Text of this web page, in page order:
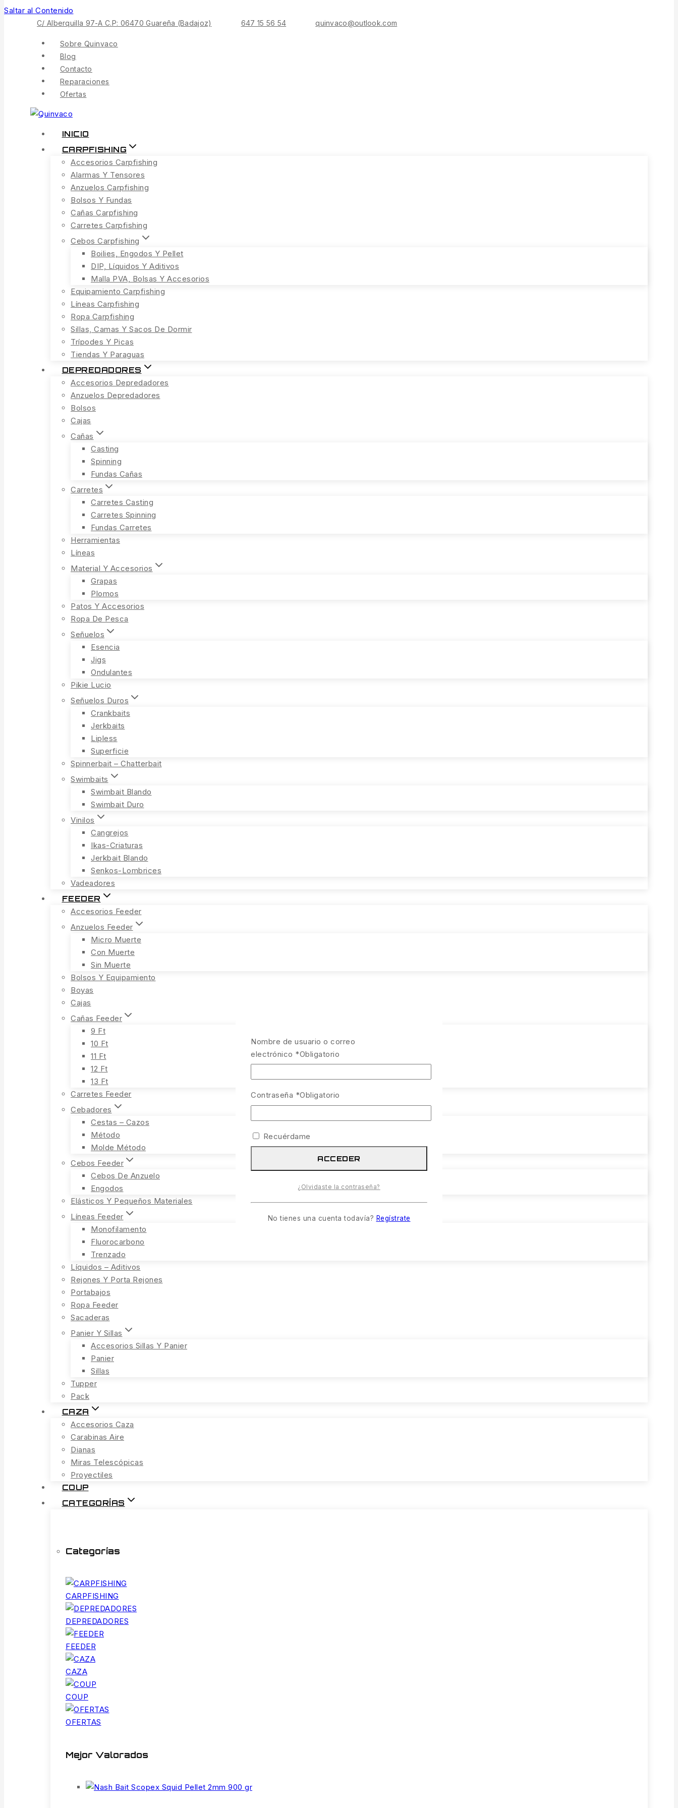
Saltar al Contenido
C/ Alberquilla 97-A C.P: 06470 Guareña (Badajoz) 647 15 56 54 quinvaco@outlook.com
Sobre Quinvaco
Blog
Contacto
Reparaciones
Ofertas
INICIO
CARPFISHING
Accesorios Carpfishing
Alarmas Y Tensores
Anzuelos Carpfishing
Bolsos Y Fundas
Cañas Carpfishing
Carretes Carpfishing
Cebos Carpfishing
Boilies, Engodos Y Pellet
DIP, Líquidos Y Aditivos
Malla PVA, Bolsas Y Accesorios
Equipamiento Carpfishing
Líneas Carpfishing
Ropa Carpfishing
Sillas, Camas Y Sacos De Dormir
Trípodes Y Picas
Tiendas Y Paraguas
DEPREDADORES
Accesorios Depredadores
Anzuelos Depredadores
Bolsos
Cajas
Cañas
Casting
Spinning
Fundas Cañas
Carretes
Carretes Casting
Carretes Spinning
Fundas Carretes
Herramientas
Líneas
Material Y Accesorios
Grapas
Plomos
Patos Y Accesorios
Ropa De Pesca
Señuelos
Esencia
Jigs
Ondulantes
Pikie Lucio
Señuelos Duros
Crankbaits
Jerkbaits
Lipless
Superficie
Spinnerbait – Chatterbait
Swimbaits
Swimbait Blando
Swimbait Duro
Vinilos
Cangrejos
Ikas-Criaturas
Jerkbait Blando
Senkos-Lombrices
Vadeadores
FEEDER
Accesorios Feeder
Anzuelos Feeder
Micro Muerte
Con Muerte
Sin Muerte
Bolsos Y Equipamiento
Boyas
Cajas
Cañas Feeder
9 Ft
10 Ft
11 Ft
12 Ft
13 Ft
Carretes Feeder
Cebadores
Cestas – Cazos
Método
Molde Método
Cebos Feeder
Cebos De Anzuelo
Engodos
Elásticos Y Pequeños Materiales
Líneas Feeder
Monofilamento
Fluorocarbono
Trenzado
Líquidos – Aditivos
Rejones Y Porta Rejones
Portabajos
Ropa Feeder
Sacaderas
Panier Y Sillas
Accesorios Sillas Y Panier
Panier
Sillas
Tupper
Pack
CAZA
Accesorios Caza
Carabinas Aire
Dianas
Miras Telescópicas
Proyectiles
COUP
CATEGORÍAS
Categorías
CARPFISHING
DEPREDADORES
FEEDER
CAZA
COUP
OFERTAS
Mejor Valorados
Nombre de usuario o correo
electrónico *Obligatorio
Contraseña *Obligatorio
Recuérdame
ACCEDER
¿Olvidaste la contraseña?
No tienes una cuenta todavía? Regístrate